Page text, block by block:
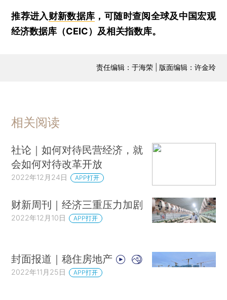
推荐进入财新数据库 ，可随时查阅全球及中国宏观
经济数据库（CEIC）及相关指数库。
责任编辑：于海荣 | 版面编辑：许金玲
相关阅读
社论｜如何对待民营经济，就
会如何对待改革开放
2022年12月24日 APP打开
财新周刊｜经济三重压力加剧
2022年12月10日 APP打开
封面报道｜稳住房地产
2022年11月25日 APP打开